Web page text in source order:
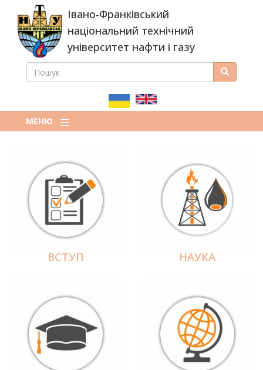
основного
вмісту
Івано-Франківський
національний технічний
університет нафти і газу
ПОШУКОВА
ПОШУК Пошук
МЕНЮ
ВСТУП НАУКА